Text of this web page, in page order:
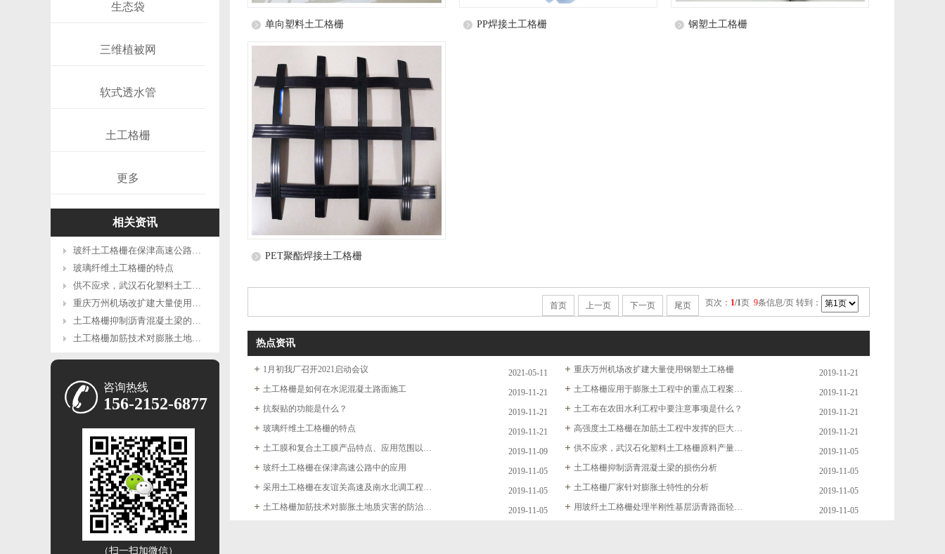
生态袋
三维植被网
软式透水管
土工格栅
更多
相关资讯
玻纤土工格栅在保津高速公路中的应用
玻璃纤维土工格栅的特点
供不应求，武汉石化塑料土工格栅原料产量猛增7倍
重庆万州机场改扩建大量使用钢塑土工格栅
土工格栅抑制沥青混凝土梁的损伤分析
土工格栅加筋技术对膨胀土地质灾害的防治具有特殊效果
咨询热线
156-2152-6877
（扫一扫加微信）
单向塑料土工格栅 PP焊接土工格栅 钢塑土工格栅
PET聚酯焊接土工格栅
首页 上一页 下一页 尾页 页次： 1/1页 9条信息/页 转到：
热点资讯
2021-05-11
1月初我厂召开2021启动会议 2019-11-21
重庆万州机场改扩建大量使用钢塑土工格栅
2019-11-21
土工格栅是如何在水泥混凝土路面施工 2019-11-21
土工格栅应用于膨胀土工程中的重点工程案例介绍
2019-11-21
抗裂贴的功能是什么？ 2019-11-21
土工布在农田水利工程中要注意事项是什么？
2019-11-21
玻璃纤维土工格栅的特点 2019-11-21
高强度土工格栅在加筋土工程中发挥的巨大作用
2019-11-09
土工膜和复合土工膜产品特点、应用范围以及施工方法是什么？ 2019-11-05
供不应求，武汉石化塑料土工格栅原料产量猛增7倍
2019-11-05
玻纤土工格栅在保津高速公路中的应用 2019-11-05
土工格栅抑制沥青混凝土梁的损伤分析
2019-11-05
采用土工格栅在友谊关高速及南水北调工程加筋膨胀土工程中的巨大成功 2019-11-05
土工格栅厂家针对膨胀土特性的分析
2019-11-05
土工格栅加筋技术对膨胀土地质灾害的防治具有特殊效果 2019-11-05
用玻纤土工格栅处理半刚性基层沥青路面轻度反射裂缝